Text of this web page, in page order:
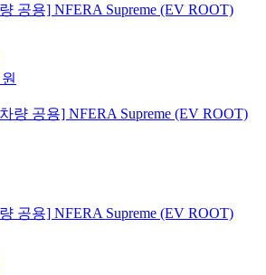
공용] NFERA Supreme (EV ROOT)
원
공용] NFERA Supreme (EV ROOT)